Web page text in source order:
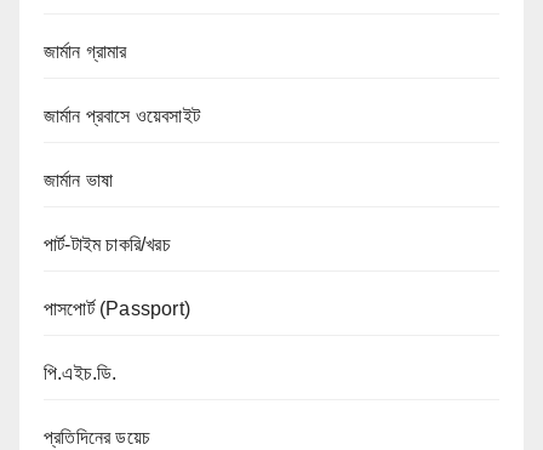
জার্মান গ্রামার
জার্মান প্রবাসে ওয়েবসাইট
জার্মান ভাষা
পার্ট-টাইম চাকরি/খরচ
পাসপোর্ট (Passport)
পি.এইচ.ডি.
প্রতিদিনের ডয়েচ